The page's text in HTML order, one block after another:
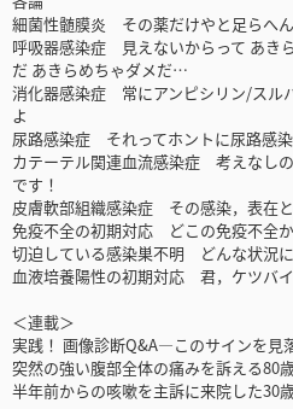
細菌性髄膜炎 その薬だけやと足らへん
呼吸器感染症 見えないからって あき
だ あきらめちゃダメだ…
消化器感染症 常にアンピシリン/スル
よ
尿路感染症 それってホントに尿路感
カテーテル関連血流感染症 考えなし
です！
皮膚軟部組織感染症 その感染，表在
免疫不全の初期対応 どこの免疫不全
切迫している感染巣不明 どんな状況
血液培養陽性の初期対応 君，ケツバ
＜連載＞
実践！ 画像診断Q&A―このサインを見
突然の強い腹部全体の痛みを訴える80
半年前からの咳嗽を主訴に来院した30